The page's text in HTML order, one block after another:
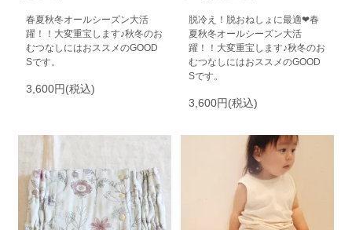
春夏秋冬オールシーズン大活
躍！！大変重宝します♪秋冬のお
むつなしにはおススメのGOOD
Sです。
3,600円(税込)
脱冷え！脱おねしょに最適❤春
夏秋冬オールシーズン大活
躍！！大変重宝します♪秋冬のお
むつなしにはおススメのGOOD
Sです。
3,600円(税込)